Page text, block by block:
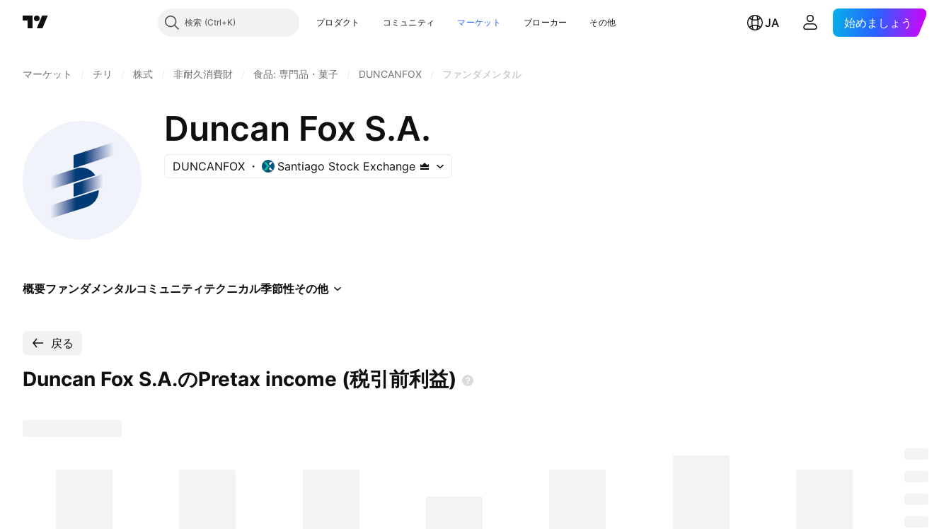
検索 プロダクト コミュニティ マーケット ブローカー その他 JA 始めましょう
マーケット チリ 株式 非耐久消費財 食品: 専門品・菓子 DUNCANFOX ファンダメンタル
Duncan Fox S.A.
DUNCANFOX Santiago Stock Exchange
概要ファンダメンタルコミュニティテクニカル季節性その他
戻る
Duncan Fox S.A.のPretax income (税引前利益)